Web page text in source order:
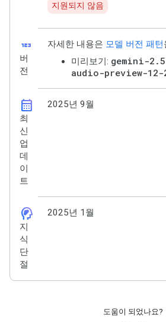
지원되지 않음
123
버
전
자세한 내용은 모델 버전 패턴
미리보기: gemini-
audio-preview-12-
calendar_month
최
신
업
데
이
트
2025년 9월
cognition_2
지
식
단
절
2025년 1월
도움이 되었나요?